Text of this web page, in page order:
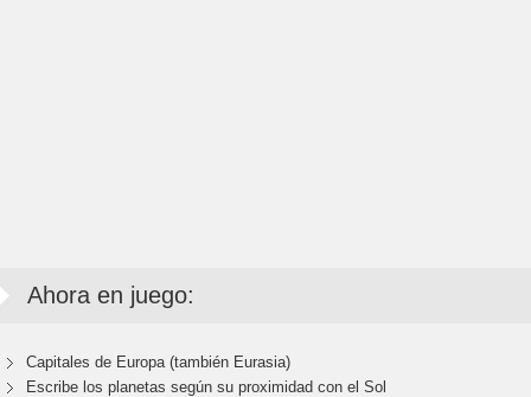
Ahora en juego:
Capitales de Europa (también Eurasia)
Escribe los planetas según su proximidad con el Sol